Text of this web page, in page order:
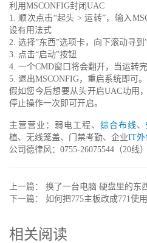
利用MSCONFIG封闭UAC
1. 顺次点击“起头 > 运转”，输入
设有用法式
2. 选择”东西”选项卡，向下滚动寻到
3. 点击“启动”按钮
4. 一个CMD窗口将会翻开，当运转
5. 退出MSCONFIG，重启系统即可。
假如您今后想要从头开启UAC功用
停止操作一次即可开启。
主营营业：弱电工程、 综合布线 、
植、无线笼盖、门禁考勤、企业IT外
公司德律风：0755-26075544（20线）
上一篇： 换了一台电脑 硬盘里的东
下一篇： 如何把775主板改成771使
相关阅读